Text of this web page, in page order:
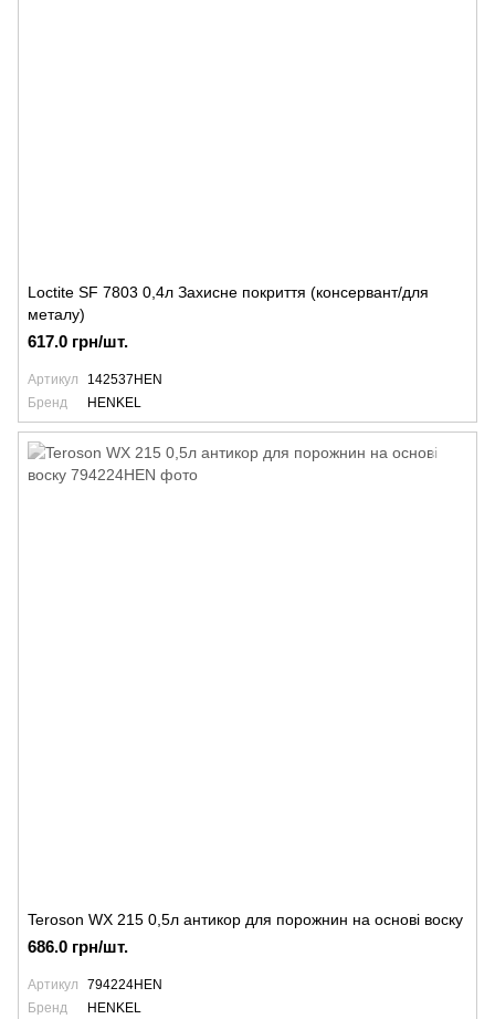
Loctite SF 7803 0,4л Захисне покриття (консервант/для
металу)
617.0 грн/шт.
Артикул
142537HEN
Бренд
HENKEL
Teroson WX 215 0,5л антикор для порожнин на основі воску
686.0 грн/шт.
Артикул
794224HEN
Бренд
HENKEL